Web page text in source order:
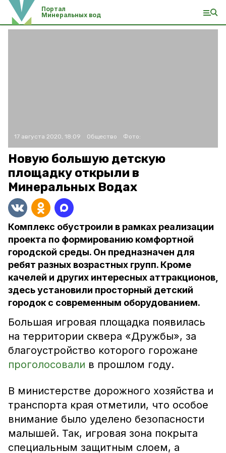
Портал
Минеральных вод
17 августа 2020, 18:09 Общество Фото:
Новую большую детскую
площадку открыли в
Минеральных Водах
Комплекс обустроили в рамках реализации
проекта по формированию комфортной
городской среды. Он предназначен для
ребят разных возрастных групп. Кроме
качелей и других интересных аттракционов,
здесь установили просторный детский
городок с современным оборудованием.
Большая игровая площадка появилась
на территории сквера «Дружбы», за
благоустройство которого горожане
проголосовали в прошлом году.
В министерстве дорожного хозяйства и
транспорта края отметили, что особое
внимание было уделено безопасности
малышей. Так, игровая зона покрыта
специальным защитным слоем, а